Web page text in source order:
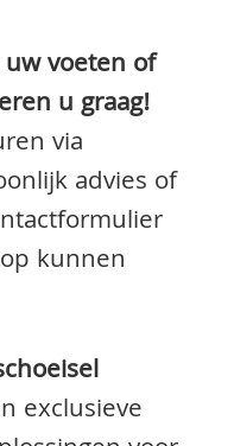
voeten of
u graag!
via
advies of
kunnen
exclusieve